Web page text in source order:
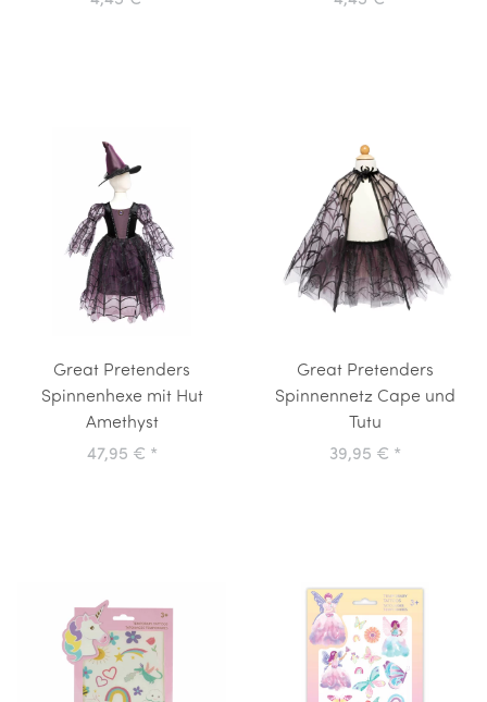
Great Pretenders
Spinnenhexe mit Hut
Amethyst
47,95 € *
Great Pretenders
Spinnennetz Cape und
Tutu
39,95 € *